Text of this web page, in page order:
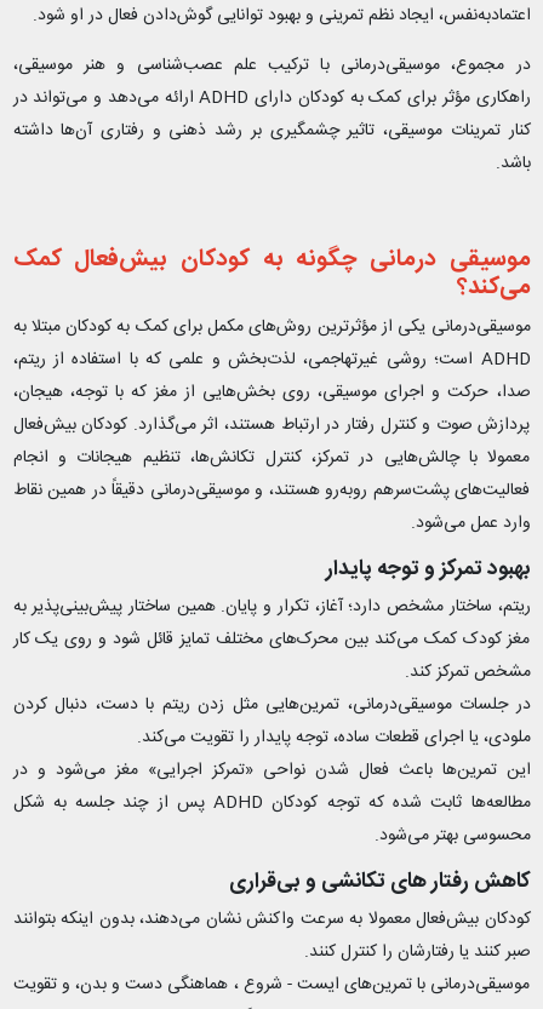
اعتمادبه‌نفس، ایجاد نظم تمرینی و بهبود توانایی گوش‌دادن فعال در او شود.
در مجموع، موسیقی‌درمانی با ترکیب علم عصب‌شناسی و هنر موسیقی،
راهکاری مؤثر برای کمک به کودکان دارای ADHD ارائه می‌دهد و می‌تواند در
کنار تمرینات موسیقی، تاثیر چشمگیری بر رشد ذهنی و رفتاری آن‌ها داشته
باشد.
موسیقی‌ درمانی چگونه به کودکان بیش‌فعال کمک
می‌کند؟
موسیقی‌درمانی یکی از مؤثرترین روش‌های مکمل برای کمک به کودکان مبتلا به
ADHD است؛ روشی غیرتهاجمی، لذت‌بخش و علمی که با استفاده از ریتم،
صدا، حرکت و اجرای موسیقی، روی بخش‌هایی از مغز که با توجه، هیجان،
پردازش صوت و کنترل رفتار در ارتباط هستند، اثر می‌گذارد. کودکان بیش‌فعال
معمولا با چالش‌هایی در تمرکز، کنترل تکانش‌ها، تنظیم هیجانات و انجام
فعالیت‌های پشت‌سرهم روبه‌رو هستند، و موسیقی‌درمانی دقیقاً در همین نقاط
وارد عمل می‌شود.
بهبود تمرکز و توجه پایدار
ریتم، ساختار مشخص دارد؛ آغاز، تکرار و پایان. همین ساختار پیش‌بینی‌پذیر به
مغز کودک کمک می‌کند بین محرک‌های مختلف تمایز قائل شود و روی یک کار
مشخص تمرکز کند.
در جلسات موسیقی‌درمانی، تمرین‌هایی مثل زدن ریتم با دست، دنبال کردن
ملودی، یا اجرای قطعات ساده، توجه پایدار را تقویت می‌کند.
این تمرین‌ها باعث فعال شدن نواحی «تمرکز اجرایی» مغز می‌شود و در
مطالعه‌ها ثابت شده که توجه کودکان ADHD پس از چند جلسه به شکل
محسوسی بهتر می‌شود.
کاهش رفتار های تکانشی و بی‌قراری
کودکان بیش‌فعال معمولا به سرعت واکنش نشان می‌دهند، بدون اینکه بتوانند
صبر کنند یا رفتارشان را کنترل کنند.
موسیقی‌درمانی با تمرین‌های ایست - شروع ، هماهنگی دست و بدن، و تقویت